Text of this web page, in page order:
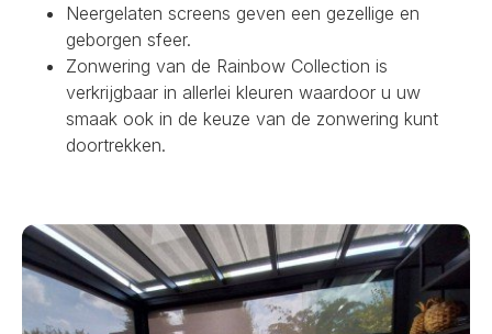
Neergelaten screens geven een gezellige en
geborgen sfeer.
Zonwering van de Rainbow Collection is
verkrijgbaar in allerlei kleuren waardoor u uw
smaak ook in de keuze van de zonwering kunt
doortrekken.